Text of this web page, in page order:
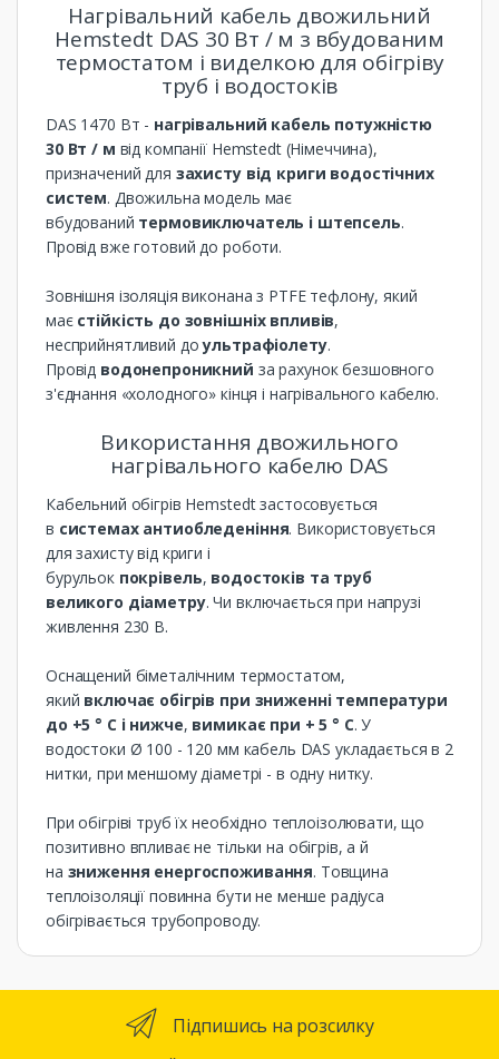
Нагрівальний кабель двожильний
Hemstedt DAS 30 Вт / м з вбудованим
термостатом і виделкою для обігріву
труб і водостоків
DAS 1470 Вт - нагрівальний кабель потужністю
30 Вт / м від компанії Hemstedt (Німеччина),
призначений для захисту від криги водостічних
систем. Двожильна модель має
вбудований термовиключатель і штепсель.
Провід вже готовий до роботи.
Зовнішня ізоляція виконана з PTFE тефлону, який
має стійкість до зовнішніх впливів,
несприйнятливий доультрафіолету.
Провід водонепроникний за рахунок безшовного
з'єднання «холодного» кінця і нагрівального кабелю.
Використання двожильного
нагрівального кабелю DAS
Кабельний обігрів Hemstedt застосовується
в системах антиобледеніння. Використовується
для захисту від криги і
бурульок покрівель, водостоків та труб
великого діаметру. Чи включається при напрузі
живлення 230 В.
Оснащений біметалічним термостатом,
який включає обігрів при зниженні температури
до +5 ° С і нижче, вимикає при + 5 ° С. У
водостоки Ø 100 - 120 мм кабель DAS укладається в 2
нитки, при меншому діаметрі - в одну нитку.
При обігріві труб їх необхідно теплоізолювати, що
позитивно впливає не тільки на обігрів, а й
на зниження енергоспоживання. Товщина
теплоізоляції повинна бути не менше радіуса
обігрівається трубопроводу.
Підпишись на розсилку